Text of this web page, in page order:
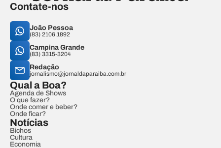
Contate-nos
João Pessoa
(83) 2106.1892
Campina Grande
(83) 3315-3204
Redação
jornalismo@jornaldaparaiba.com.br
Qual a Boa?
Agenda de Shows
O que fazer?
Onde comer e beber?
Onde ficar?
Notícias
Bichos
Cultura
Economia